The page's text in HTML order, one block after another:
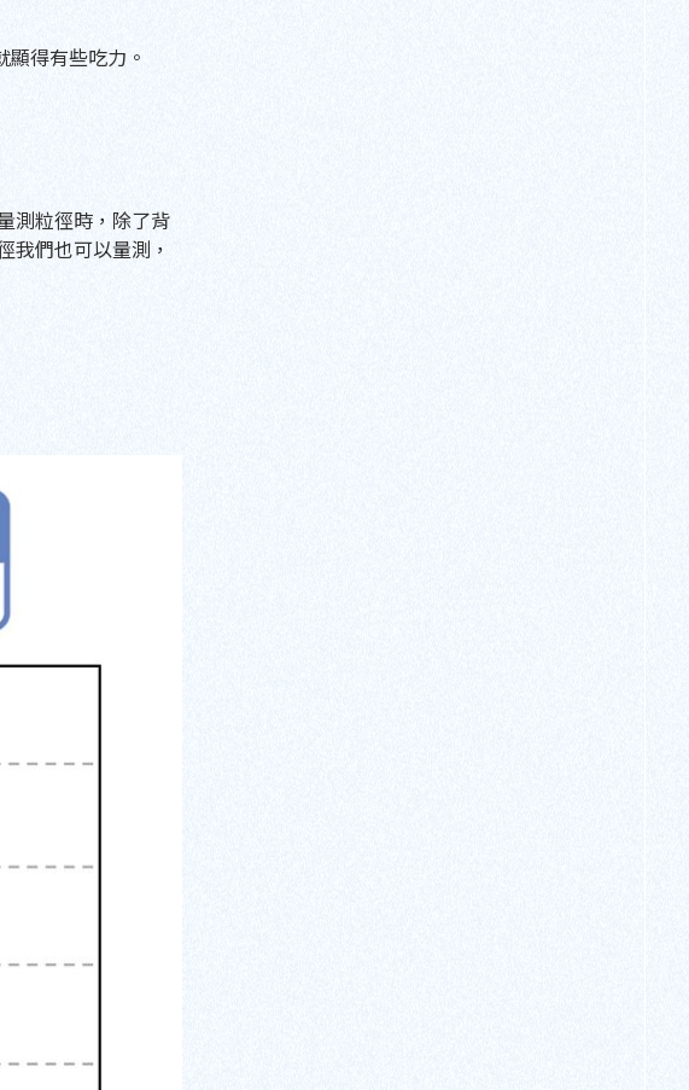
得有些吃力。
測粒徑時，除了背
我們也可以量測，